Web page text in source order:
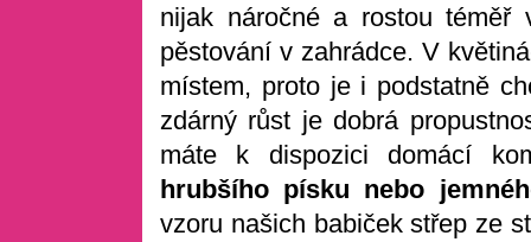
nijak náročné a rostou
pěstování v zahrádce. V
místem, proto je i podstatně
zdárný růst je dobrá
máte k dispozici domácí
hrubšího písku nebo
vzoru našich babiček střep ze